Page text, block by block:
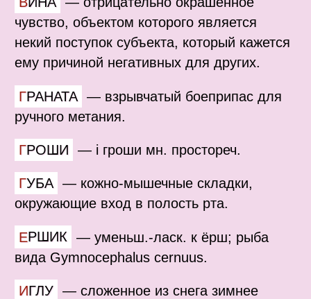
чувство, объектом которого является
некий поступок субъекта, который кажется
ему причиной негативных для других.
ГРАНАТА — взрывчатый боеприпас для
ручного метания.
ГРОШИ — i гроши мн. простореч.
ГУБА — кожно-мышечные складки,
окружающие вход в полость рта.
ЕРШИК — уменьш.-ласк. к ёрш; рыба
вида Gymnocephalus cernuus.
ИГЛУ — сложенное из снега зимнее